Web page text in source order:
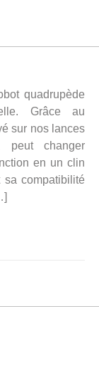
quadrupède
Grâce au
sur nos lances
peut changer
en un clin
compatibilité